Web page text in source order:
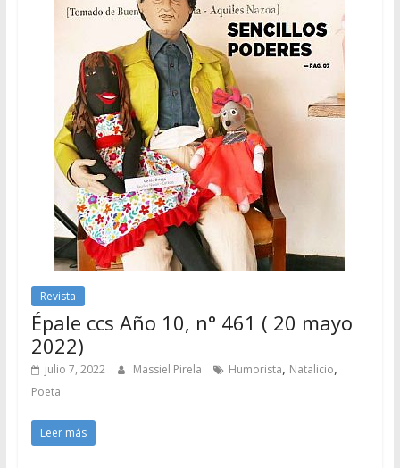
Revista
Épale ccs Año 10, n° 461 ( 20 mayo
2022)
julio 7, 2022 Massiel Pirela Humorista, Natalicio,
Poeta
Leer más